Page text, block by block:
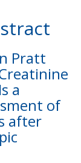
Pratt
a
of
after